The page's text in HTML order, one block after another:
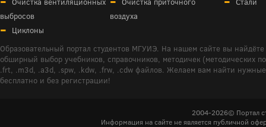
выбросов
воздуха
Циклоны
Образовательный портал студентов МГУИЭ. На нашем сайте вы
обширный выбор учебников, справочников, методичек (методических
.frt, .m3d, .a3d, .spw, .kdw, .frw, .cdw файлов. Желаем вам найти
бесплатно и без регистрации!
2004-2026© Портал
Информация на сайте не является публичной